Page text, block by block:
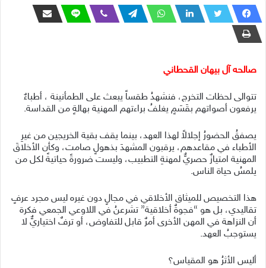
صالحه آل بيهان القحطاني
تتوالى لحظات التخرج، فنشهدُ طقساً يبعث على الطمأنينة ، أطباءٌ
يرفعون أصواتهم بقَسَمٍ يغلفُ براءتهم المهنية بهالةٍ من القداسة.
يصفقُ الحضورُ إجلالاً لهذا العهد، بينما يقف بقية الخريجين من غيرِ
الأطباء في مقاعدهم، يرقبون المشهدَ بذهولٍ صامت، وكأن الأخلاقَ
المهنية امتيازٌ حصريٌّ لمهنةِ التطبيب، وليست ضرورةً حياتيةً لكل من
يلمسُ حياة الناس.
هذا التخصيص للميثاق الأخلاقي في مجالٍ دون غيره ليس مجرد عرفٍ
تقاليدي، بل هو “فجوةٌ أخلاقية” تشرعنُ في اللاوعي الجمعي فكرة
أن النزاهة في المهن الأخرى أمرٌ قابل للتفاوض، أو ترفٌ اختياريٌّ لا
يستوجبُ العهد.
أليس الأثرُ هو المقياس؟